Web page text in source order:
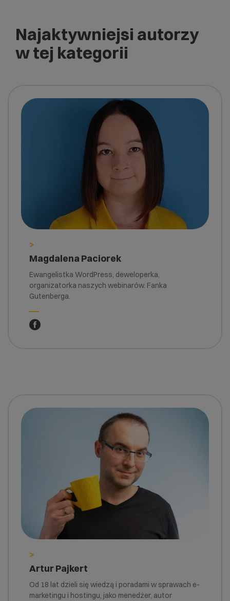
Najaktywniejsi autorzy
w tej kategorii
>
Magdalena Paciorek
Ewangelistka WordPress, deweloperka,
organizatorka naszych webinarów. Fanka
Gutenberga.
>
Artur Pajkert
Od 18 lat dzieli się wiedzą i poradami w sprawach e-
marketingu i hostingu, jako menedżer, autor